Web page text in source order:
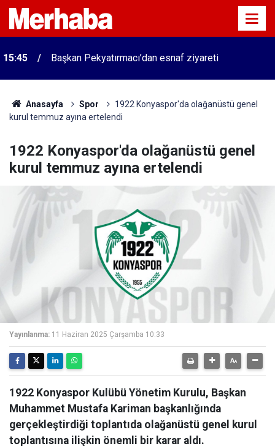
15:45 Başkan Pekyatırmacı’dan esnaf ziyareti
Anasayfa Spor
1922 Konyaspor'da olağanüstü genel
kurul temmuz ayına ertelendi
1922 Konyaspor'da olağanüstü genel
kurul temmuz ayına ertelendi
Yayınlanma: 11 Haziran 2025 Çarşamba 10:33
1922 Konyaspor Kulübü Yönetim Kurulu, Başkan
Muhammet Mustafa Kariman başkanlığında
gerçekleştirdiği toplantıda olağanüstü genel kurul
toplantısına ilişkin önemli bir karar aldı.